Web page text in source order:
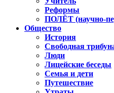
Реформы
ПОЛЁТ (научно-
Общество
История
Свободная
Люди
Лицейские беседы
Семья и дети
Путешествие